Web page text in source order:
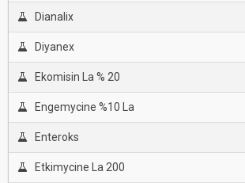
Dianalix
Diyanex
Ekomisin La % 20
Engemycine %10 La
Enteroks
Etkimycine La 200